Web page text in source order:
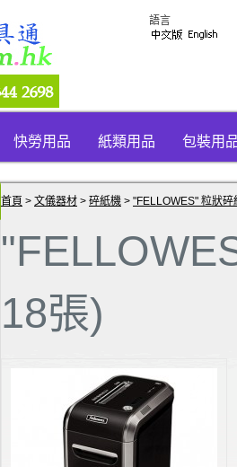
語言
快勞用品 紙類用品 包裝用
首頁 > 文儀器材 > 碎紙機 > "FELLOWES" 粒狀
18張)